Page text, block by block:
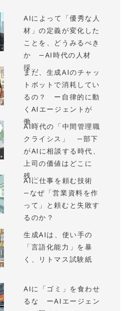
AIによって「優秀な人
材」の定義が変化した
ことを、どうみるべき
か —AI時代の人材
採...
まだ、生成AIのチャッ
トボットで消耗してい
るの？ ー自律的に動
くAIエージェントが
働...
AI時代の「中間管理職
クライシス」 —部下
がAIに相談する時代、
上司の価値はどこに
残...
AIに仕事を頼む技術
—なぜ「営業資料を作
って」と頼むと失敗す
るのか？
生成AIは、使い手の
「言語化能力」を暴
く、リトマス試験紙
AIに「ゴミ」を食わせ
るな ーAIエージェン